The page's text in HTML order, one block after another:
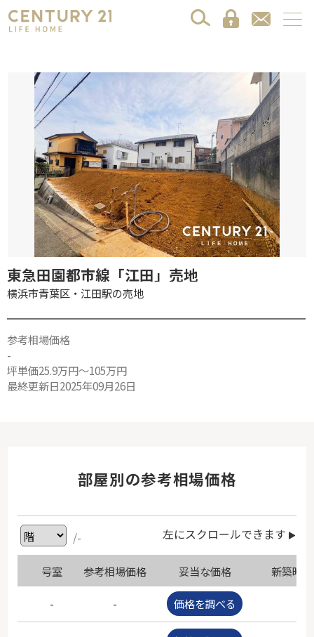
東急田園都市線「江田」売地
横浜市青葉区・江田駅の売地
参考相場価格
-
坪単価25.9万円～105万円
最終更新日2025年09月26日
部屋別の参考相場価格
/- 左にスクロールできます
号室 参考相場価格 妥当な価格 新築時
- - 価格を調べる